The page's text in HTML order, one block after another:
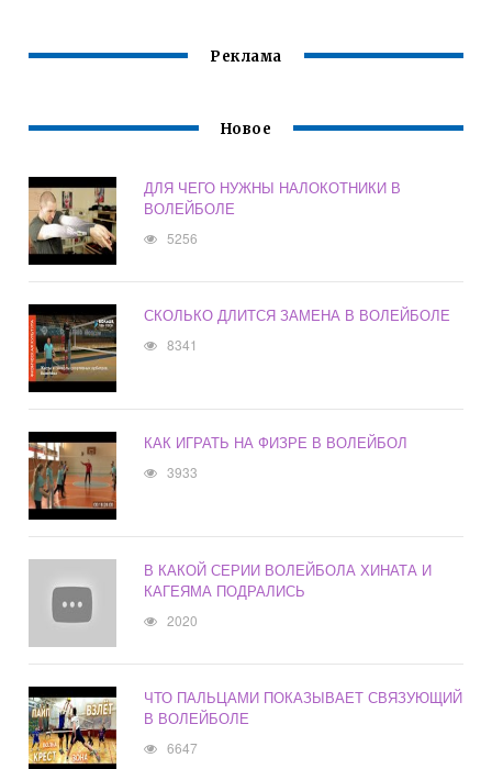
Реклама
Новое
ДЛЯ ЧЕГО НУЖНЫ НАЛОКОТНИКИ В
ВОЛЕЙБОЛЕ
5256
СКОЛЬКО ДЛИТСЯ ЗАМЕНА В ВОЛЕЙБОЛЕ
8341
КАК ИГРАТЬ НА ФИЗРЕ В ВОЛЕЙБОЛ
3933
В КАКОЙ СЕРИИ ВОЛЕЙБОЛА ХИНАТА И
КАГЕЯМА ПОДРАЛИСЬ
2020
ЧТО ПАЛЬЦАМИ ПОКАЗЫВАЕТ СВЯЗУЮЩИЙ
В ВОЛЕЙБОЛЕ
6647